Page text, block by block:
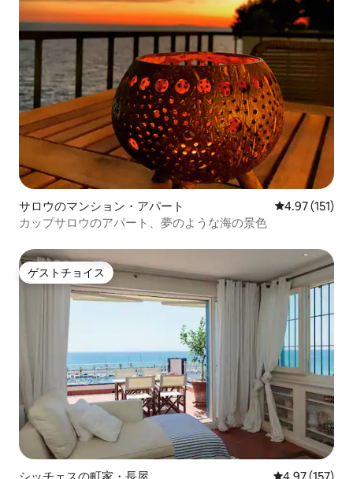
サロウのマンション・アパート レビュー151
4.97 (151)
カップサロウのアパート、夢のような海の景色
ゲストチョイス
ゲストチョイス